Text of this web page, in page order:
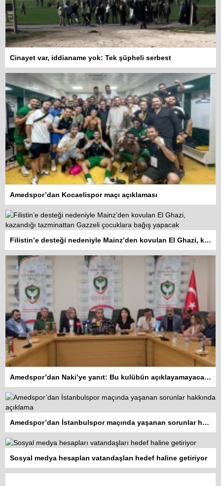
Cinayet var, iddianame yok: Tek şüpheli serbest
Amedspor’dan Kocaelispor maçı açıklaması
Filistin’e desteği nedeniyle Mainz’den kovulan El Ghazi, kazandığı tazminattan Gazzeli çocuklara bağış yapacak
Amedspor’dan Naki’ye yanıt: Bu kulübün açıklayamayacağı hiçbir tasarrufu yoktur
Amedspor’dan İstanbulspor maçında yaşanan sorunlar hakkında açıklama
Sosyal medya hesapları vatandaşları hedef haline getiriyor